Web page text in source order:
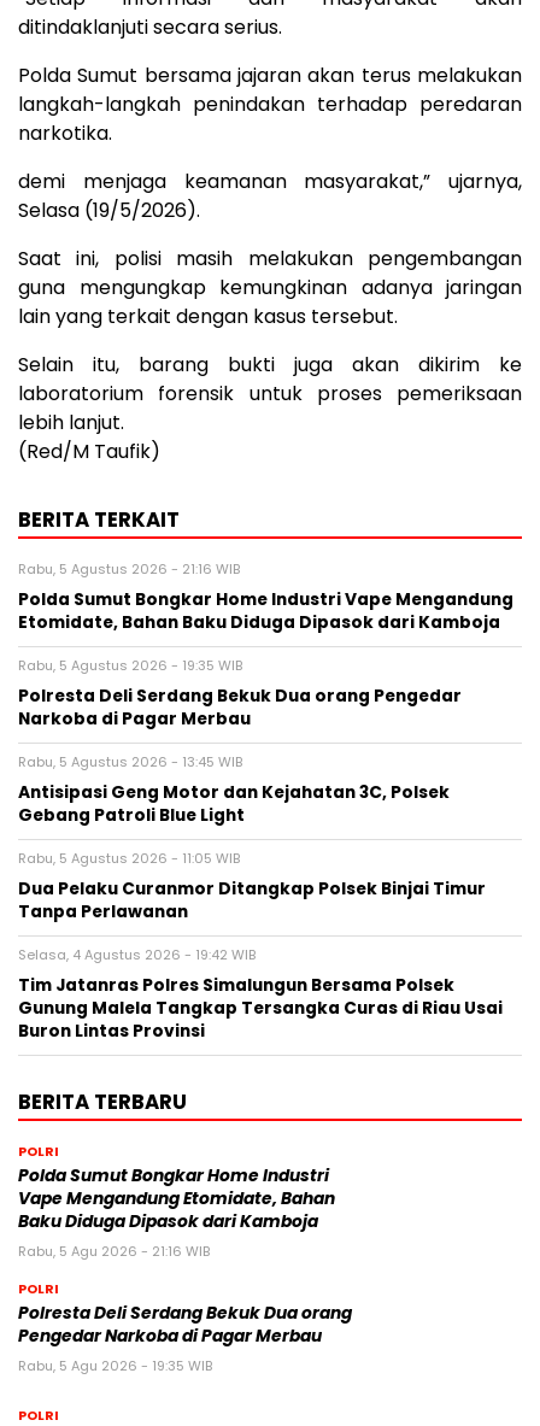
ditindaklanjuti secara serius.
Polda Sumut bersama jajaran akan terus melakukan
langkah-langkah penindakan terhadap peredaran
narkotika.
demi menjaga keamanan masyarakat,” ujarnya,
Selasa (19/5/2026).
Saat ini, polisi masih melakukan pengembangan
guna mengungkap kemungkinan adanya jaringan
lain yang terkait dengan kasus tersebut.
Selain itu, barang bukti juga akan dikirim ke
laboratorium forensik untuk proses pemeriksaan
lebih lanjut.
(Red/M Taufik)
BERITA TERKAIT
Rabu, 5 Agustus 2026 - 21:16 WIB
Polda Sumut Bongkar Home Industri Vape Mengandung
Etomidate, Bahan Baku Diduga Dipasok dari Kamboja
Rabu, 5 Agustus 2026 - 19:35 WIB
Polresta Deli Serdang Bekuk Dua orang Pengedar
Narkoba di Pagar Merbau
Rabu, 5 Agustus 2026 - 13:45 WIB
Antisipasi Geng Motor dan Kejahatan 3C, Polsek
Gebang Patroli Blue Light
Rabu, 5 Agustus 2026 - 11:05 WIB
Dua Pelaku Curanmor Ditangkap Polsek Binjai Timur
Tanpa Perlawanan
Selasa, 4 Agustus 2026 - 19:42 WIB
Tim Jatanras Polres Simalungun Bersama Polsek
Gunung Malela Tangkap Tersangka Curas di Riau Usai
Buron Lintas Provinsi
BERITA TERBARU
POLRI
Polda Sumut Bongkar Home Industri
Vape Mengandung Etomidate, Bahan
Baku Diduga Dipasok dari Kamboja
Rabu, 5 Agu 2026 - 21:16 WIB
POLRI
Polresta Deli Serdang Bekuk Dua orang
Pengedar Narkoba di Pagar Merbau
Rabu, 5 Agu 2026 - 19:35 WIB
POLRI